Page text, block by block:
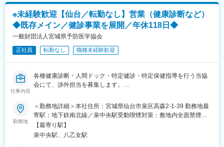
超高齢社会における「生活の質」を支えることが出来ていると、
誇りをもって働くことが出来るお仕事です
■当社について：
2000年に創業し、在宅医療の方へのマッサージを始めとする訪問
サービスを手がけている当社
2019年には東証グロースに上場し、より安定した企業基盤となり
ました。今後さらなる事業拡大を予定しています
変更の範囲：会社の定める業務
や環境整備支援、事務業務などを担当していただきます。治験開
始の準備・開始・終了までのプロセスを推進頂きます。
■具体的には…：
・社内や社外の関係者との交渉・相談
・院内スタッフとの調整支援
・治験実施の可能性を確認するための調査
・治験に関する事務的業務の全体支援
【補足情報】
■魅力情報：
職とは違って個人ノルマや目標はありません。その代わり、チー
ム全体での目標が設定されているので、チームとしての一体感は
一般的な事業会社の営業と遜色ありません。むしろ個人ノルマが
ない分、風通しがとても良いです。
※未経験歓迎【仙台／転勤なし】営業（健康診断など）
◆既存メイン／健診事業を展開／年休118日◆
一般財団法人宮城県予防医学協会
正社員 転勤なし 職種未経験歓迎
仕事内容
各種健康診断・人間ドック・特定健診・特定保健指導を行う当協
会にて、渉外担当を募集します。
■業務内容：
渉外担当として、各種検診で当財団をご利用いただいている自治
体や企業様など既存のお客様へ訪問や電話メールでの打ち合わせ
を行い、健診スケジュールの調整並びに基幹システムの一部登録
等、渉外業務全般を担当いただきます。
勤務地
＜勤務地詳細＞本社住所：宮城県仙台市泉区高森2-1-39 勤務地最
寄駅：地下鉄南北線／泉中央駅受動喫煙対策：敷地内全面禁煙変
更の範囲：会社の定める事業所
【最寄り駅】
泉中央駅、八乙女駅